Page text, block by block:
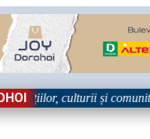
culturii și comunității